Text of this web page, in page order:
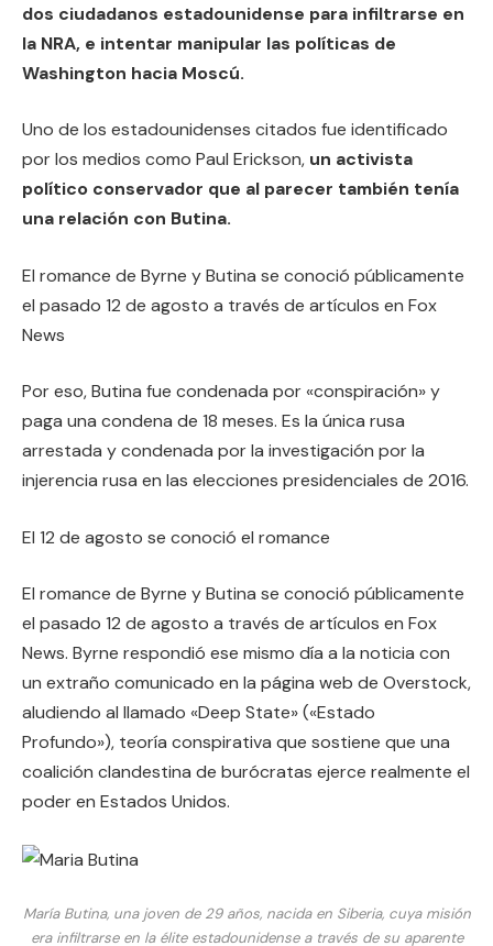
dos ciudadanos estadounidense para infiltrarse en
la NRA, e intentar manipular las políticas de
Washington hacia Moscú.
Uno de los estadounidenses citados fue identificado
por los medios como Paul Erickson, un activista
político conservador que al parecer también tenía
una relación con Butina.
El romance de Byrne y Butina se conoció públicamente
el pasado 12 de agosto a través de artículos en Fox
News
Por eso, Butina fue condenada por «conspiración» y
paga una condena de 18 meses. Es la única rusa
arrestada y condenada por la investigación por la
injerencia rusa en las elecciones presidenciales de 2016.
El 12 de agosto se conoció el romance
El romance de Byrne y Butina se conoció públicamente
el pasado 12 de agosto a través de artículos en Fox
News. Byrne respondió ese mismo día a la noticia con
un extraño comunicado en la página web de Overstock,
aludiendo al llamado «Deep State» («Estado
Profundo»), teoría conspirativa que sostiene que una
coalición clandestina de burócratas ejerce realmente el
poder en Estados Unidos.
María Butina, una joven de 29 años, nacida en Siberia, cuya misión
era infiltrarse en la élite estadounidense a través de su aparente